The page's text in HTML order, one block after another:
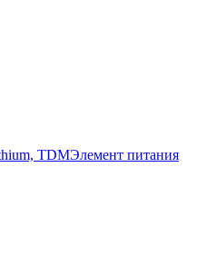
TDMЭлемент питания